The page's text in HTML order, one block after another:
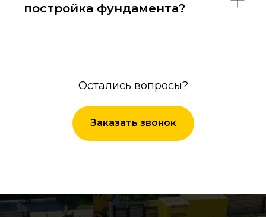
постройка фундамента?
Остались вопросы?
Заказать звонок